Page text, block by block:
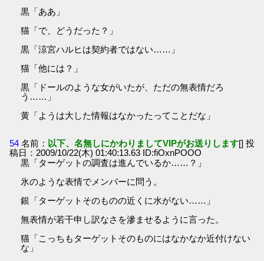
黒「ああ」
猫「で、どうだった？」
黒「涼宮ハルヒは契約者ではない……」
猫「他には？」
黒「ドールのような女がいたが、ただの無表情だろ
う……」
黄「ようは大した情報はなかったってことだな」
54 名前： 以下、名無しにかわりましてVIPがお送りします[] 投
稿日：2009/10/22(木) 01:40:13.63 ID:fiOxnPOOO
黒「ターゲットの調査は進んでいるか……？」
氷のような表情でメンバーに問う。
銀「ターゲットそのものの近くに水がない……」
無表情が若干申し訳なさを滲ませるように言った。
猫「こっちもターゲットそのものにはなかなか近付けない
な」